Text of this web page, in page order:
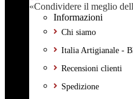
«Condividere il meglio
Informazioni
Chi siamo
Italia Artigianale -
Recensioni clienti
Spedizione